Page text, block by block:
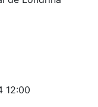
12:00